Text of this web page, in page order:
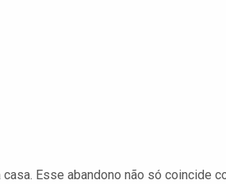
Esse abandono não só coincide